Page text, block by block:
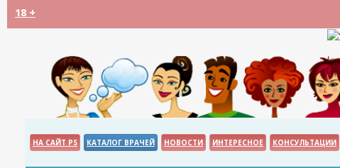
18 +
НА САЙТ PS КАТАЛОГ ВРАЧЕЙ НОВОСТИ ИНТЕРЕСНОЕ КОНСУЛЬТАЦИИ